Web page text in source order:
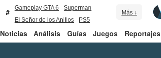
Gameplay GTA 6
Superman
El Señor de los Anillos
PS5
Más ↓
Noticias Análisis Guías Juegos Reportajes